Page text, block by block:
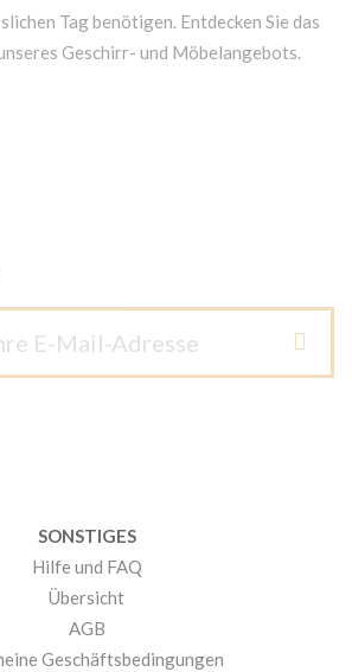
Tag benötigen. Entdecken Sie das
Geschirr- und Möbelangebots.
SONSTIGES
Hilfe und FAQ
Übersicht
AGB
Geschäftsbedingungen